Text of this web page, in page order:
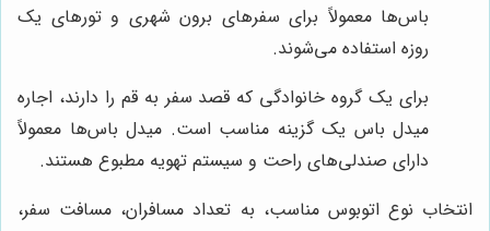
باس‌ها معمولاً برای سفرهای برون شهری و تورهای یک
روزه استفاده می‌شوند.
برای یک گروه خانوادگی که قصد سفر به قم را دارند، اجاره
میدل باس یک گزینه مناسب است. میدل باس‌ها معمولاً
دارای صندلی‌های راحت و سیستم تهویه مطبوع هستند.
انتخاب نوع اتوبوس مناسب، به تعداد مسافران، مسافت سفر،